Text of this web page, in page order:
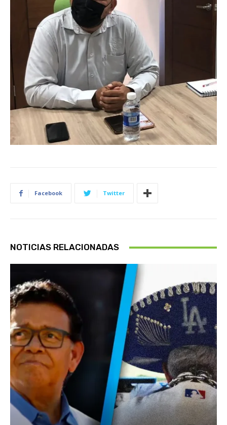
Facebook Twitter
NOTICIAS RELACIONADAS